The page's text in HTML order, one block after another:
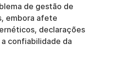
de gestão de
embora afete
declarações
confiabilidade da